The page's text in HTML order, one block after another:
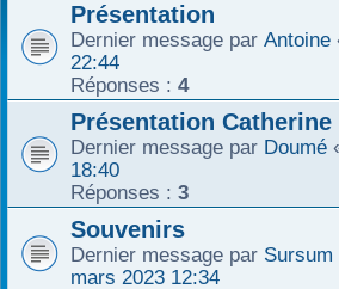
Présentation
Dernier message par Antoine
22:44
Réponses : 4
Présentation Catherine
Dernier message par Doumé
18:40
Réponses : 3
Souvenirs
Dernier message par Sursum
mars 2023 12:34